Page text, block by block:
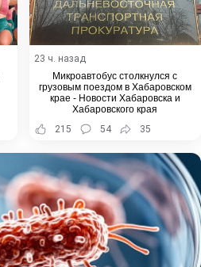
23 ч. назад
Микроавтобус столкнулся с
грузовым поездом в Хабаровском
крае - Новости Хабаровска и
Хабаровского края
215
54 35